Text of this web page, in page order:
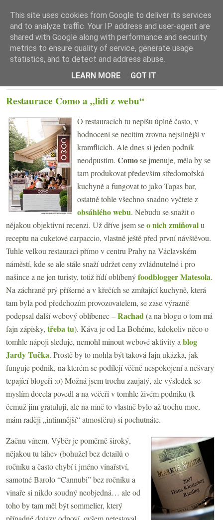
☰ Menu
Restaurace Como a „lidi z webu“
O restauracích tu nepíšu úplně často, v
hodnocení se necítím zrovna nejsilnější v
kramflících. Ale dnes si jeden podnik
neodpustím. Comose jmenuje, měla by se
tam produkovat především středomořská
kuchyně a fungovat to jako Tapas bar,
ostatně tohle všechno snadno vyčtete z
obsáhlého webu. Nebudu se snažit o
nějakou objektivní recenzi. Už dříve jsem seo nich zmiňovalu
receptu na cuketové carpaccio, vlastně ještě před první návštěvou.
Tuhle velkou restauraci přímo v centru Prahy na Václavském
náměstí, kde se ale stále snaží udržet ceny zvládnutelné i pro
našince a ne jen turisty, totiž řídí oblíbenýfoodblogger Matesola.
Na záchraně prý příšerné a v křečích se zmítající kuchyně, která
tam byla pod předchozím provozovatelem, se zase výrazně
podepsal další webový oblíbenec –Rachad(a na blogu o tom má
fajn zápisky, třeba tu). Káva je od La Bohéme, kdokoliv něco o
tomhle nápoji sleduje, nemohl minout webové aktivity a blog
Jardy Tučka. Prostě by to mohla být taková fajn ukázka, jak
funguje podnik, na kterém se podílejí věčně nespokojení a nešvary
tepající blogeři :o) Možná jsem trochu zaujatý, ale výsledek se
myslím docela povedl a na večeři v tomhle živém podniku (k
čemuž jim gratuluji, ale na mně to vlastně bylo až trochu moc,
mám raději „intimnější“ atmosféru) si pochutnáte.
Začnu vínem. Výběr je poměrně široký,
nějakou tu láhev (bohužel bez detailů o
ročníku a často chybí i jméno vinařství,
samotné Barolo “Cannubi” bez ročníku a
vinaře si nikdo soudný neobjedná… ale od
toho by tam měl být sommelier, který
This site uses cookies from Google to deliver its services
and to analyze traffic. Your IP address and user-agent are
shared with Google along with performance and security
metrics to ensure quality of service, generate usage
statistics, and to detect and address abuse.
LEARN MORE
GOT IT